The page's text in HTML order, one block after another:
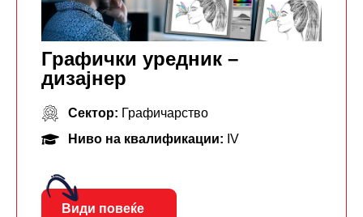
Графички уредник –
дизајнер
Сектор: Графичарство
Ниво на квалификации: IV
Види повеќе